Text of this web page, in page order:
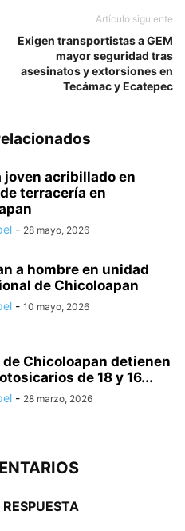
Artículo siguiente
Exigen transportistas a GEM
mayor seguridad tras
asesinatos y extorsiones en
Tecámac y Ecatepec
joven acribillado en
terracería en
- 28 mayo, 2026
a hombre en unidad
de Chicoloapan
- 10 mayo, 2026
de Chicoloapan detienen
de 18 y 16...
- 28 marzo, 2026